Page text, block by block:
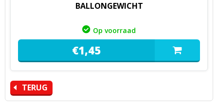
BALLONGEWICHT
Op voorraad
€1,45
TERUG